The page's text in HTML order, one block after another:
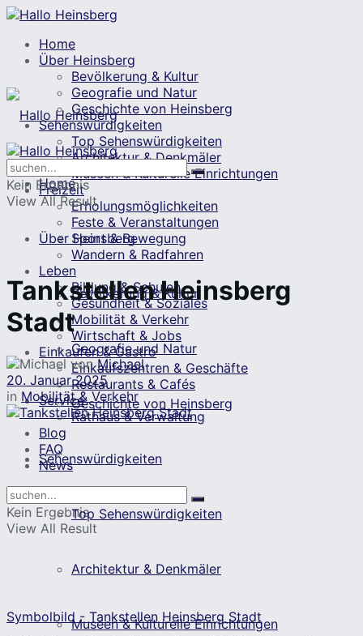
Home
Über Heinsberg
Bevölkerung & Kultur
Geografie und Natur
Geschichte von Heinsberg
Sehenswürdigkeiten
Top Sehenswürdigkeiten
Architektur & Denkmäler
Museen & Kulturelle Einrichtungen
Freizeit
Erholungsmöglichkeiten
Feste & Veranstaltungen
Sport & Bewegung
Wandern & Radfahren
Leben
Bildung & Schulen
Gesundheit & Soziales
Mobilität & Verkehr
Wirtschaft & Jobs
Einkaufen & Gastro
Einkaufszentren & Geschäfte
Restaurants & Cafés
Service
Rathaus & Verwaltung
Blog
FAQ
News
Kein Ergebnis
View All Result
Home
Über Heinsberg
Bevölkerung & Kultur
Geografie und Natur
Geschichte von Heinsberg
Sehenswürdigkeiten
Top Sehenswürdigkeiten
Architektur & Denkmäler
Museen & Kulturelle Einrichtungen
Kein Ergebnis
View All Result
Tankstellen Heinsberg
Stadt
von Michael
20. Januar 2025
in Mobilität & Verkehr
Symbolbild - Tankstellen Heinsberg Stadt